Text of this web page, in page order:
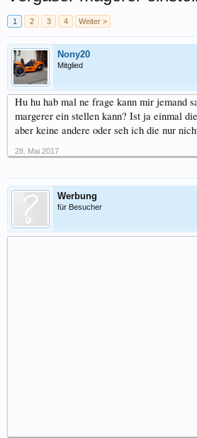
1 2 3 4 Weiter >
Nony20
Mitglied
Hu hu hab mal ne frage kann mir jemand
margerer ein stellen kann? Ist ja einmal
aber keine andere oder seh ich die nur
28. Mai 2017
Werbung
für Besucher